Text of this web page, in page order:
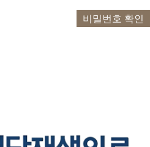
비밀번호 확인